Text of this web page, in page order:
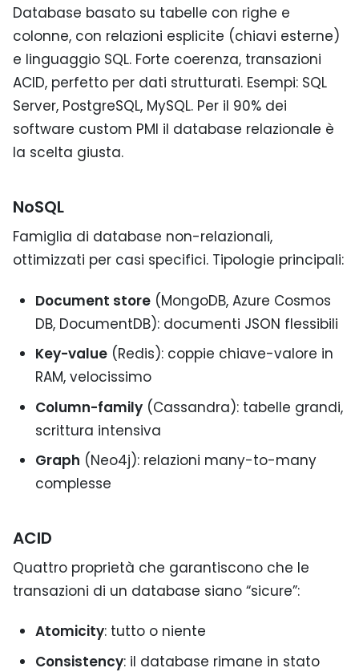
Database basato su tabelle con righe e
colonne, con relazioni esplicite (chiavi esterne)
e linguaggio SQL. Forte coerenza, transazioni
ACID, perfetto per dati strutturati. Esempi: SQL
Server, PostgreSQL, MySQL. Per il 90% dei
software custom PMI il database relazionale è
la scelta giusta.
NoSQL
Famiglia di database non-relazionali,
ottimizzati per casi specifici. Tipologie principali:
Document store(MongoDB, Azure Cosmos
DB, DocumentDB): documenti JSON flessibili
Key-value(Redis): coppie chiave-valore in
RAM, velocissimo
Column-family(Cassandra): tabelle grandi,
scrittura intensiva
Graph (Neo4j): relazioni many-to-many
complesse
ACID
Quattro proprietà che garantiscono che le
transazioni di un database siano “sicure”:
Atomicity: tutto o niente
Consistency: il database rimane in stato